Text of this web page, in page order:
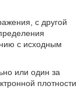
с другой
с исходным
или один за
плотности